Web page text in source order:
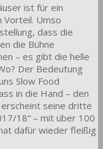
ist für ein
Umso
dass die
die Bühne
– es gibt die helle
Der Bedeutung
Slow Food
in die Hand – den
seine dritte
18“ – mit über 100
dafür wieder fleißig